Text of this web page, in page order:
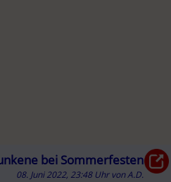
bei Sommerfesten
08. Juni 2022, 23:48 Uhr vonA.D.